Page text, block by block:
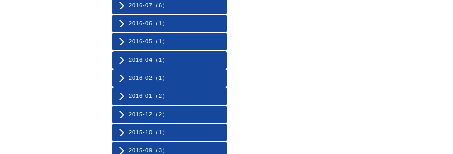
2016-07（6）
2016-06（1）
2016-05（1）
2016-04（1）
2016-02（1）
2016-01（2）
2015-12（2）
2015-10（1）
2015-09（3）